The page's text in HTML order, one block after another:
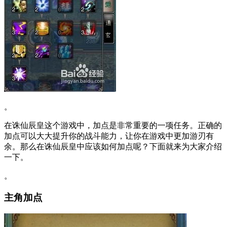
。
在诛仙辰皇这个游戏中，加点是非常重要的一项任务。正确的
加点可以大大提升你的战斗能力，让你在游戏中更加游刃有
余。那么在诛仙辰皇中应该如何加点呢？下面就来为大家介绍
一下。
。
主角加点